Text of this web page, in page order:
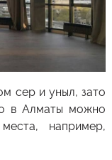
сер и уныл, зато
в Алматы можно
например,